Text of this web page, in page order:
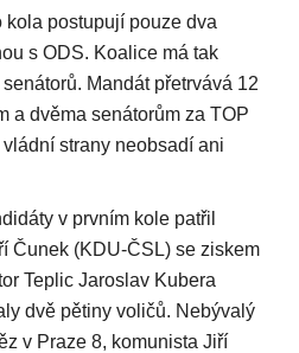
kola postupují pouze dva
s ODS. Koalice má tak
Mandát přetrvává 12
a dvěma senátorům za TOP
strany neobsadí ani
v prvním kole patřil
Čunek (KDU-ČSL) se ziskem
Teplic Jaroslav Kubera
dvě pětiny voličů. Nebývalý
v Praze 8, komunista Jiří